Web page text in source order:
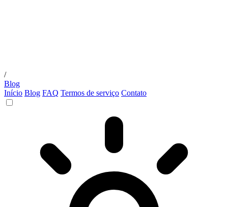
/
Blog
Início Blog FAQ Termos de serviço Contato